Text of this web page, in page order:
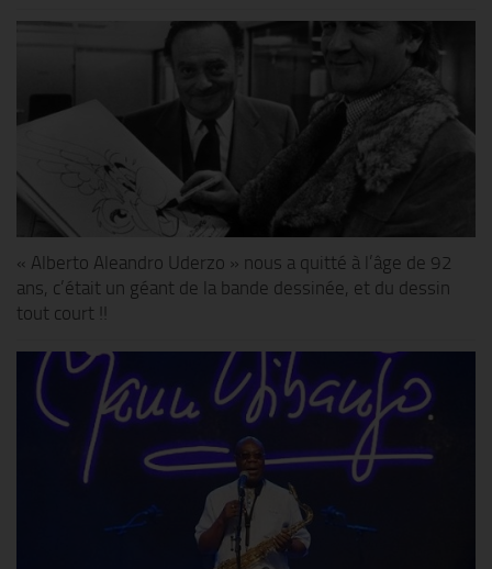
« Alberto Aleandro Uderzo » nous a quitté à l’âge de 92
ans, c’était un géant de la bande dessinée, et du dessin
tout court !!